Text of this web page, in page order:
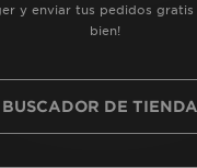
y enviar tus pedidos
bien!
BUSCADOR DE